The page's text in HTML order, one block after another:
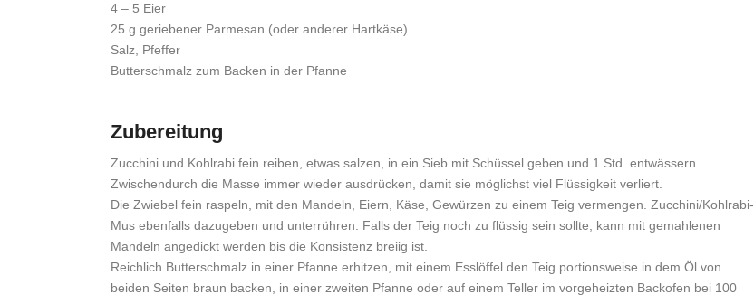
4 – 5 Eier
25 g geriebener Parmesan (oder anderer Hartkäse)
Salz, Pfeffer
Butterschmalz zum Backen in der Pfanne
Zubereitung
Zucchini und Kohlrabi fein reiben, etwas salzen, in ein Sieb mit Schüssel geben und 1 Std. entwässern.
Zwischendurch die Masse immer wieder ausdrücken, damit sie möglichst viel Flüssigkeit verliert.
Die Zwiebel fein raspeln, mit den Mandeln, Eiern, Käse, Gewürzen zu einem Teig vermengen. Zucchini/Kohlrabi-
Mus ebenfalls dazugeben und unterrühren. Falls der Teig noch zu flüssig sein sollte, kann mit gemahlenen
Mandeln angedickt werden bis die Konsistenz breiig ist.
Reichlich Butterschmalz in einer Pfanne erhitzen, mit einem Esslöffel den Teig portionsweise in dem Öl von
beiden Seiten braun backen, in einer zweiten Pfanne oder auf einem Teller im vorgeheizten Backofen bei 100